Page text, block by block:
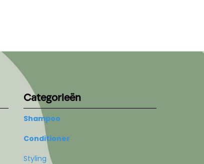
Categorieën
Shampoo
Conditioner
Styling